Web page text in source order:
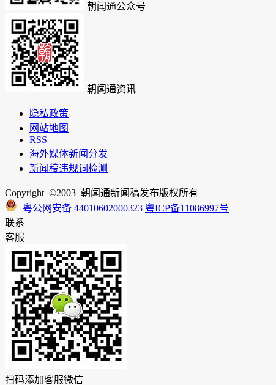
朝闻通公众号
朝闻通资讯
隐私政策
网站地图
RSS
海外媒体新闻分发
新闻稿违规词检测
Copyright ©2003 朝闻通新闻稿发布版权所有
粤公网安备 44010602000323 粤ICP备11086997号
联系
客服
扫码添加客服微信